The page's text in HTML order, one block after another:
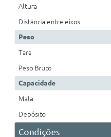
Altura
Distância entre eixos
Peso
Tara
Peso Bruto
Capacidade
Mala
Depósito
Condições